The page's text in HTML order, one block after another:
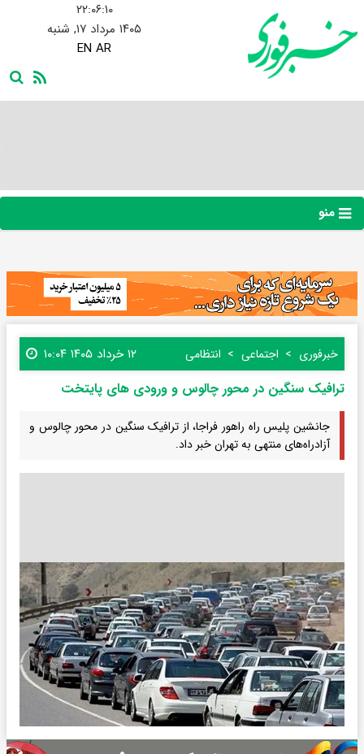
۲۲:۰۶:۱۱
۱۴۰۵ مرداد ۱۷, شنبه
EN AR
منو
خبرفوری اجتماعی انتظامی ۱۲ خرداد ۱۴۰۵ ۱۰:۰۴
ترافیک سنگین در محور چالوس و ورودی های پایتخت
جانشین پلیس راه راهور فراجا، از ترافیک سنگین در محور چالوس و
آزادراه‌های منتهی به تهران خبر داد.